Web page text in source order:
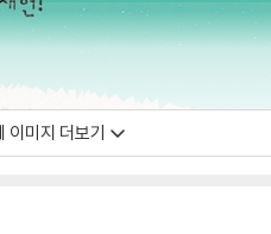
이미지 더보기